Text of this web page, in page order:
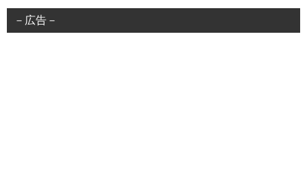
－広告－